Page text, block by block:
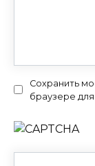
Сохранить
браузере